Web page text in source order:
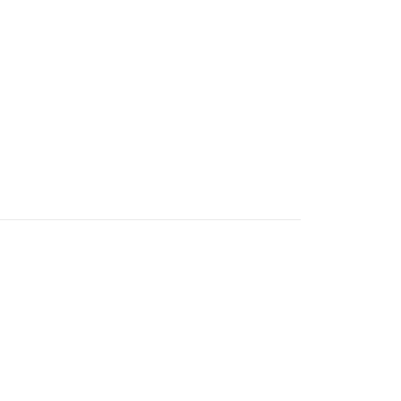
er zitkussen voor in de stoelen leverbaar. De